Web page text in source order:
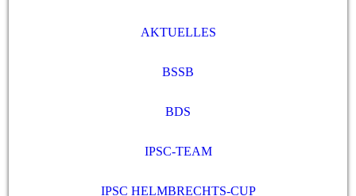
AKTUELLES
BSSB
BDS
IPSC-TEAM
IPSC HELMBRECHTS-CUP